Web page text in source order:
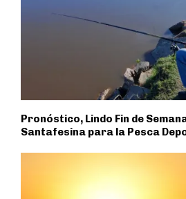
Pronóstico, Lindo Fin de
Santafesina para la Pesca